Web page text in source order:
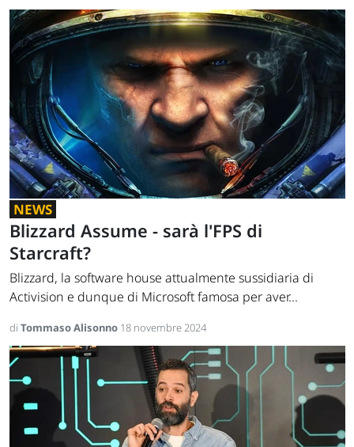
NEWS
Blizzard Assume - sarà l'FPS di
Starcraft?
Blizzard, la software house attualmente sussidiaria di
Activision e dunque di Microsoft famosa per aver...
di Tommaso Alisonno 18 novembre 2024